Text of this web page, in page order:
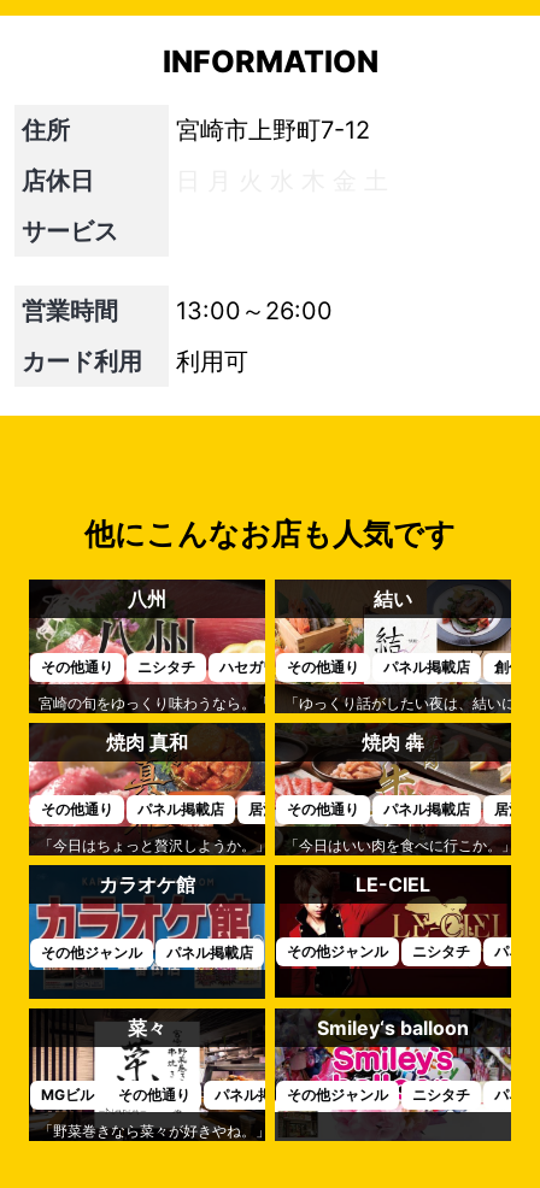
INFORMATION
住所
宮崎市上野町7-12
店休日
サービス
営業時間
13:00～26:00
カード利用
利用可
他にこんなお店も人気です
八州
その他通り ニシタチ
ハセガワビル
宮崎の旬をゆっくり味わうなら。「八州」は落ち着いた時間が流れる大人の
結い
その他通り パネル掲載店
創作
「ゆっくり話がしたい夜は、結いに
焼肉 真和
その他通り パネル掲載店
居酒屋
「今日はちょっと贅沢しようか。」そんな日に選びたくなるのが「焼肉 真和
焼肉 犇
その他通り パネル掲載店
居酒屋
「今日はいい肉を食べに行こか。」
カラオケ館
その他ジャンル パネル掲載店 中央通
LE-CIEL
その他ジャンル ニシタチ パネ
菜々
MGビル その他通り
パネル掲載店
「野菜巻きなら菜々が好きやね。」そんな声を地元でもよく聞く一軒です。
Smiley‘s balloon
その他ジャンル ニシタチ パネ